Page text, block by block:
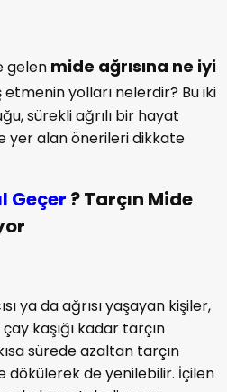
gelen mide ağrısına ne iyi
etmenin yolları nelerdir? Bu iki
sürekli ağrılı bir hayat
yer alan önerileri dikkate
Geçer ? Tarçın Mide
ya da ağrısı yaşayan kişiler,
kaşığı kadar tarçın
sürede azaltan tarçın
dökülerek de yenilebilir. İçilen